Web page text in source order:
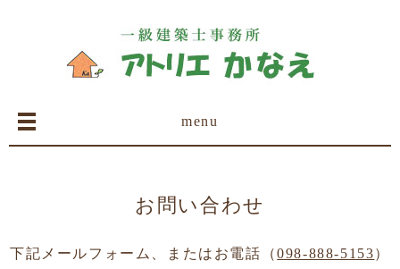
menu
お問い合わせ
下記メールフォーム、またはお電話（098-888-5153）